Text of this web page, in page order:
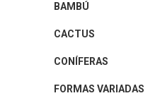
BAMBÚ
CACTUS
CONÍFERAS
FORMAS VARIADAS